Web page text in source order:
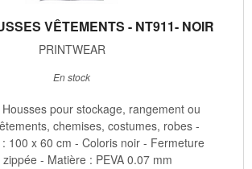
VÊTEMENTS - NT911- NOIR
PRINTWEAR
En stock
pour stockage, rangement ou
chemises, costumes, robes -
100 x 60 cm - Coloris noir - Fermeture
- Matière : PEVA 0.07 mm